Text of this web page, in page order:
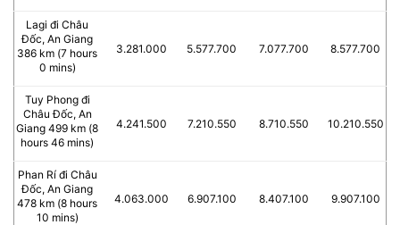
Lagi đi Châu
Đốc, An Giang
386 km (7 hours
0 mins)
3.281.000 5.577.700 7.077.700 8.577.700
Tuy Phong đi
Châu Đốc, An
Giang 499 km (8
hours 46 mins)
4.241.500 7.210.550 8.710.550 10.210.550
Phan Rí đi Châu
Đốc, An Giang
478 km (8 hours
10 mins)
4.063.000 6.907.100 8.407.100 9.907.100